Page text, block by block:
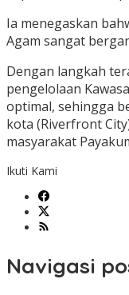
Ia menegaskan
Agam sangat
Dengan langkah
pengelolaan
optimal, sehingga
kota (Riverfront
masyarakat
Ikuti Kami
Navigasi